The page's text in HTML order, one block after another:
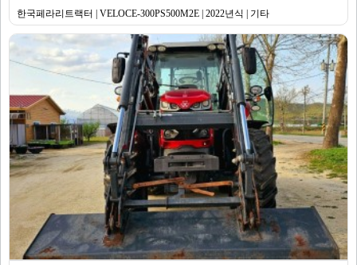
한국페라리트랙터 | VELOCE-300PS500M2E | 2022년식 | 기타